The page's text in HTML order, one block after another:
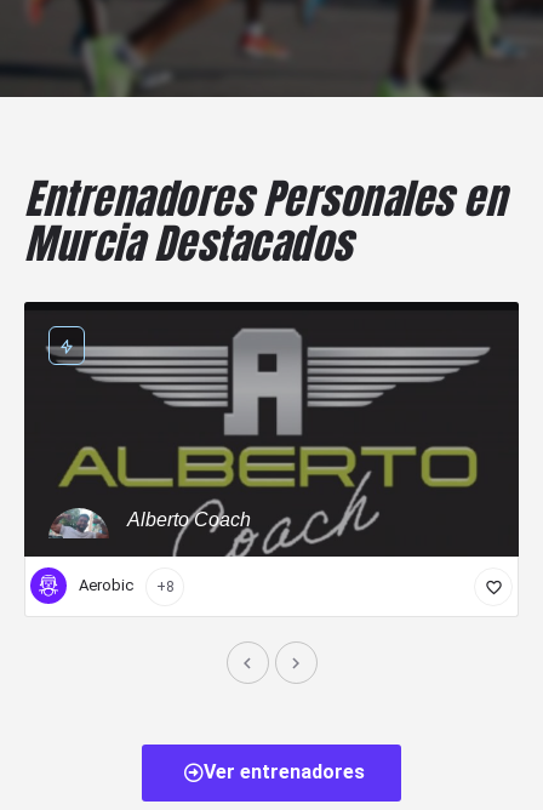
Entrenadores Personales en
Murcia Destacados
Alberto Coach
Aerobic +8
Ver entrenadores